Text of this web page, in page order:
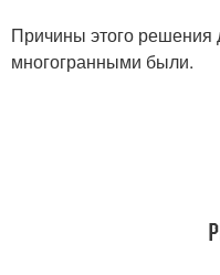
Причины этого решения
многогранными были.